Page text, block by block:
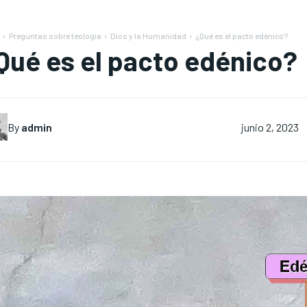
Preguntas sobre teología Dios y la Humanidad ¿Qué es el pacto edénico?
es el pacto edénico?
By admin junio 2, 2023